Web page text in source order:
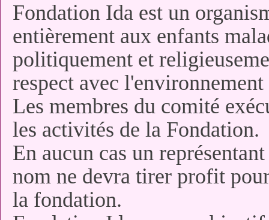
Fondation Ida est un
entièrement aux enfants
politiquement et
respect avec
Les membres du comité
les activités de la Fondation.
En aucun cas un
nom ne devra tirer profit
la fondation.